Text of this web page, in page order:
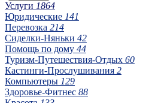
Услуги 1864
Юридические 141
Перевозка 214
Сиделки-Няньки 42
Помощь по дому 44
Туризм-Путешествия-Отдых 60
Кастинги-Прослушивания 2
Компьютеры 129
Здоровье-Фитнес 88